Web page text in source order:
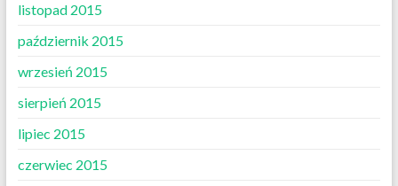
listopad 2015
październik 2015
wrzesień 2015
sierpień 2015
lipiec 2015
czerwiec 2015